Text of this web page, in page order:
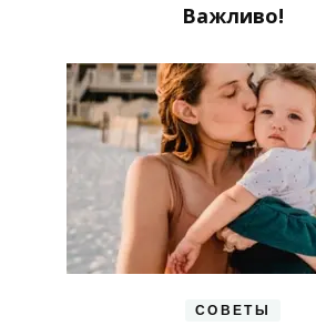
Важливо!
СОВЕТЫ